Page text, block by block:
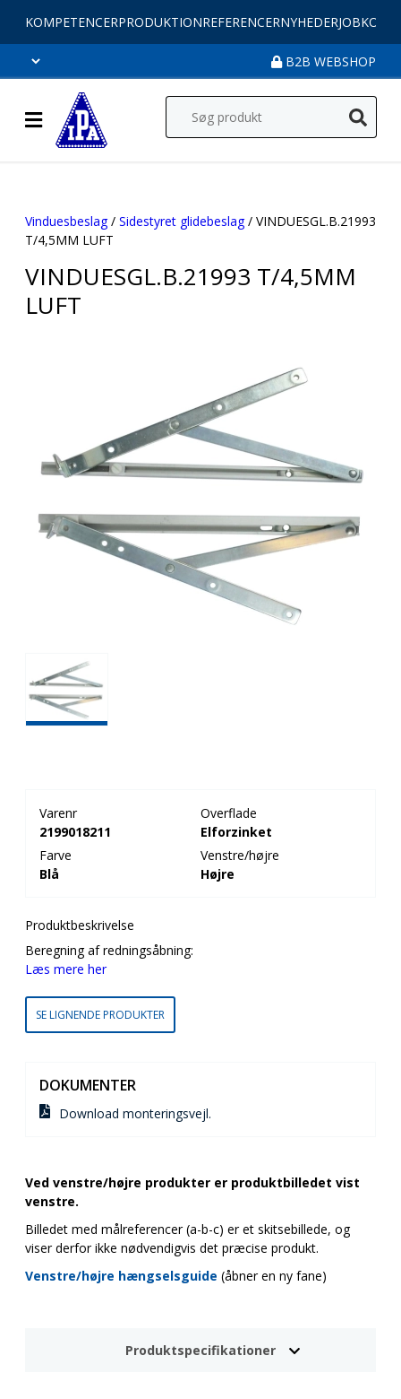
KOMPETENCERPRODUKTIONREFERENCERNYHEDERJOB
B2B WEBSHOP
Vinduesbeslag/ Sidestyret glidebeslag/ VINDUESGL.B.21993
T/4,5MM LUFT
VINDUESGL.B.21993 T/4,5MM
LUFT
Varenr
2199018211
Overflade
Elforzinket
Farve
Blå
Venstre/højre
Højre
Produktbeskrivelse
Beregning af redningsåbning:
Læs mere her
SE LIGNENDE PRODUKTER
DOKUMENTER
Download monteringsvejl.
Ved venstre/højre produkter er produktbilledet vist
venstre.
Billedet med målreferencer (a-b-c) er et skitsebillede, og
viser derfor ikke nødvendigvis det præcise produkt.
Venstre/højre hængselsguide (åbner en ny fane)
Produktspecifikationer